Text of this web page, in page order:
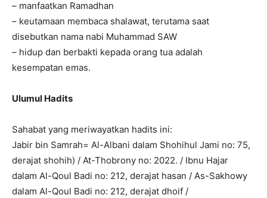
– manfaatkan Ramadhan
– keutamaan membaca shalawat, terutama saat
disebutkan nama nabi Muhammad SAW
– hidup dan berbakti kepada orang tua adalah
kesempatan emas.
Ulumul Hadits
Sahabat yang meriwayatkan hadits ini:
Jabir bin Samrah= Al-Albani dalam Shohihul Jami no: 75,
derajat shohih) / At-Thobrony no: 2022. / Ibnu Hajar
dalam Al-Qoul Badi no: 212, derajat hasan / As-Sakhowy
dalam Al-Qoul Badi no: 212, derajat dhoif /